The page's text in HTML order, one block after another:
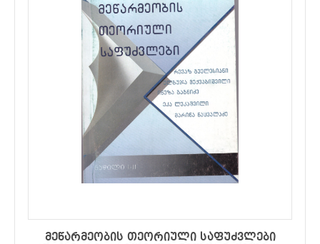
მეწარმეობის თეორიული საფუძვლები